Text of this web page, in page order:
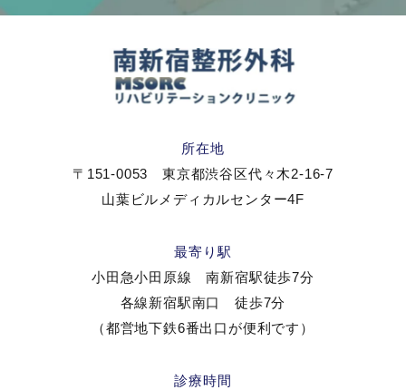
所在地
〒151-0053 東京都渋谷区代々木2-16-7
山葉ビルメディカルセンター4F
最寄り駅
小田急小田原線 南新宿駅徒歩7分
各線新宿駅南口 徒歩7分
（都営地下鉄6番出口が便利です）
診療時間